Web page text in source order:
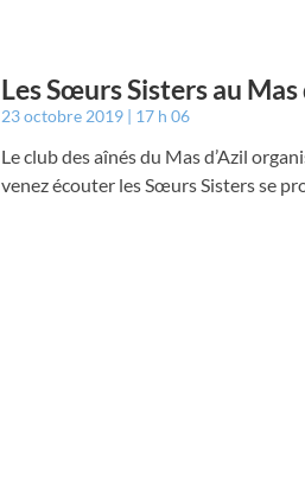
Les Sœurs Sisters au Mas
23 octobre 2019 17 h 06
Le club des aînés du Mas d’Azil
venez écouter les Sœurs Sisters se